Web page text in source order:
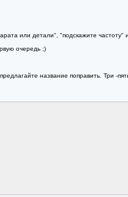
или детали", "подскажите
очередь ;)
название поправить. Три -